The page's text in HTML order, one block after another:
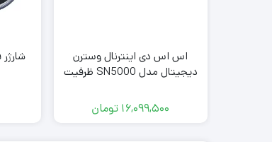
اس اس دی اینترنال وسترن
دیجیتال مدل SN5000 ظرفیت
16,099,500 تومان